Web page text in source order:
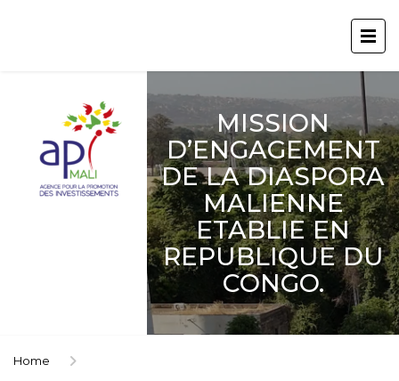
MISSION
D’ENGAGEMENT
DE LA DIASPORA
MALIENNE
ETABLIE EN
REPUBLIQUE DU
CONGO.
Home